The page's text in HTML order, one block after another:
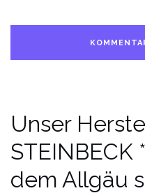
Unser
STEINBECK
dem Allgäu